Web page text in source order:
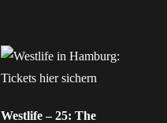
Westlife – 25: The